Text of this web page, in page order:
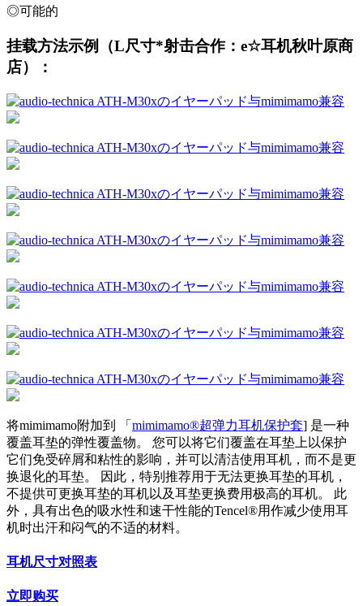
◎可能的
挂载方法示例（L尺寸*射击合作：e☆耳机秋叶原商
店）：
将mimimamo附加到 「 mimimamo®超弹力耳机保护套] 是一种
覆盖耳垫的弹性覆盖物。 您可以将它们覆盖在耳垫上以保护
它们免受碎屑和粘性的影响，并可以清洁使用耳机，而不是更
换退化的耳垫。 因此，特别推荐用于无法更换耳垫的耳机，
不提供可更换耳垫的耳机以及耳垫更换费用极高的耳机。 此
外，具有出色的吸水性和速干性能的Tencel®用作减少使用耳
机时出汗和闷气的不适的材料。
耳机尺寸对照表
立即购买